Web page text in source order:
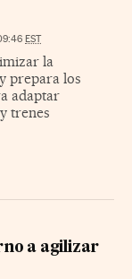
EST
la
prepara los
adaptar
trenes
a agilizar